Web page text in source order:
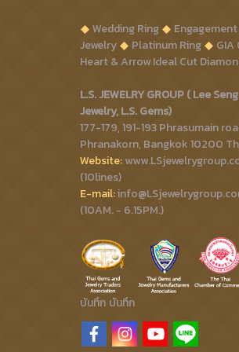
Wedding Ring
Jewelry
Platinum Ring
GIA
Heart & Arrow Ideal Cut
L.S. JEWELRY GROUP ( Lee
Jewelry, L.S. Gems)
177-179, 191-193 Phrasumain
Phranakorn, Bangkok 10200
Website:
(10lines)
E-mail:
(10AM. - 6.15PM.)
บันทึก บันทึก